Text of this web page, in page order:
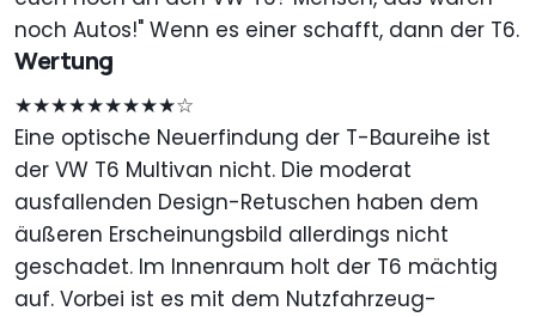
noch Autos!" Wenn es einer schafft, dann der T6.
Wertung
★★★★★★★★★☆
Eine optische Neuerfindung der T-Baureihe ist
der VW T6 Multivan nicht. Die moderat
ausfallenden Design-Retuschen haben dem
äußeren Erscheinungsbild allerdings nicht
geschadet. Im Innenraum holt der T6 mächtig
auf. Vorbei ist es mit dem Nutzfahrzeug-